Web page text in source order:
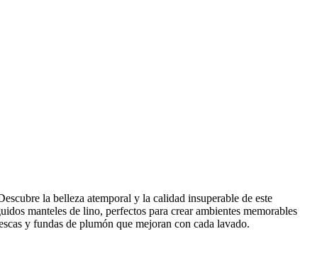
la belleza atemporal y la calidad insuperable de este
manteles de lino, perfectos para crear ambientes memorables
y fundas de plumón que mejoran con cada lavado.